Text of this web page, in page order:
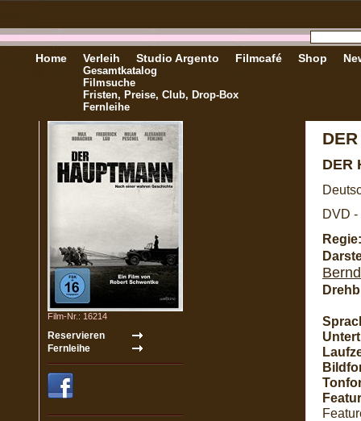
Home Verleih
Gesamtkatalog
Filmsuche
Fristen, Preise, Club, Drop-Box
Fernleihe
Studio Argento Filmcafé Shop
Film-Nr.: 16214
DER
DVD -
Regie: